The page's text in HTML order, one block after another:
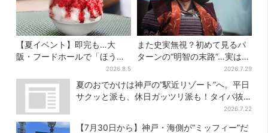
【夏イベント】即完も…大
阪・フードホールで「ほうせ
き箱」の“限定かき氷”が復
活！一夜限りの盆踊りも
2026.8.5
また史実無視？初めて見るパ
ターンの“明智の末路”…実は、
ありえなくもない！？【豊臣
兄弟】
2026.7.29
夏のおでかけは神戸の”駅近リゾート”へ。平日
サクッと派も、休日ガッツリ派も！タイパ抜
2026.7.22
【7月30日から】神戸・海側が“ミッフィー”だ